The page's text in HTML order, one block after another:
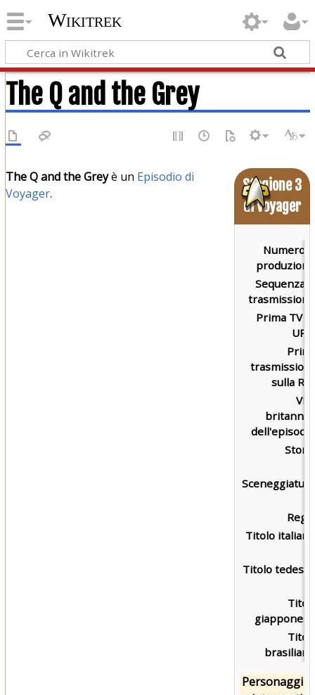
Wikitrek
The Q and the Grey
Stagione 3
di Voyager
Numero
Sequenza
Prima TV
sulla
Titolo
Titolo
Personaggi
The Q and the Greyè un Episodio di
Voyager.